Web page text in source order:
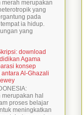
merah merupakan
yang
pada
ia hidup.
yang
download
Agama
konsep
Al-Ghazali
merupakan hal
proses belajar
meningkatkan